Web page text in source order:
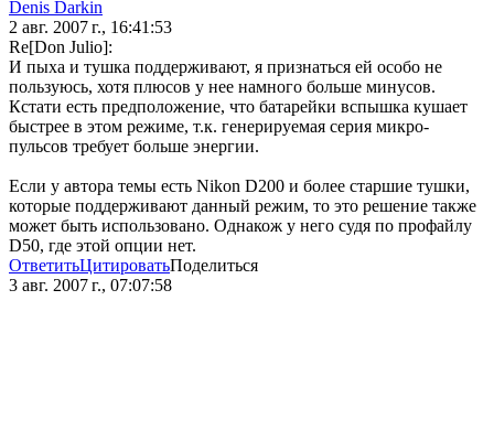
Denis Darkin
2 авг. 2007 г., 16:41:53
Re[Don Julio]:
И пыха и тушка поддерживают, я признаться ей особо не
пользуюсь, хотя плюсов у нее намного больше минусов.
Кстати есть предположение, что батарейки вспышка кушает
быстрее в этом режиме, т.к. генерируемая серия микро-
пульсов требует больше энергии.
Если у автора темы есть Nikon D200 и более старшие тушки,
которые поддерживают данный режим, то это решение также
может быть использовано. Однакож у него судя по профайлу
D50, где этой опции нет.
ОтветитьЦитироватьПоделиться
3 авг. 2007 г., 07:07:58